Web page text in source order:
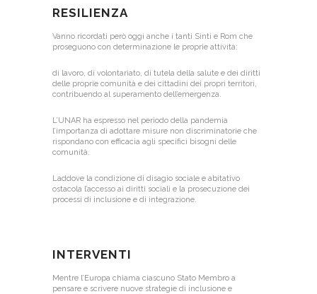
RESILIENZA
Vanno ricordati però oggi anche i tanti Sinti e Rom che
proseguono con determinazione le proprie attività:
di lavoro, di volontariato, di tutela della salute e dei diritti
delle proprie comunità e dei cittadini dei propri territori,
contribuendo al superamento dell’emergenza.
L’UNAR ha espresso nel periodo della pandemia
l’importanza di adottare misure non discriminatorie che
rispondano con efficacia agli specifici bisogni delle
comunità.
Laddove la condizione di disagio sociale e abitativo
ostacola l’accesso ai diritti sociali e la prosecuzione dei
processi di inclusione e di integrazione.
INTERVENTI
Mentre l’Europa chiama ciascuno Stato Membro a
pensare e scrivere nuove strategie di inclusione e